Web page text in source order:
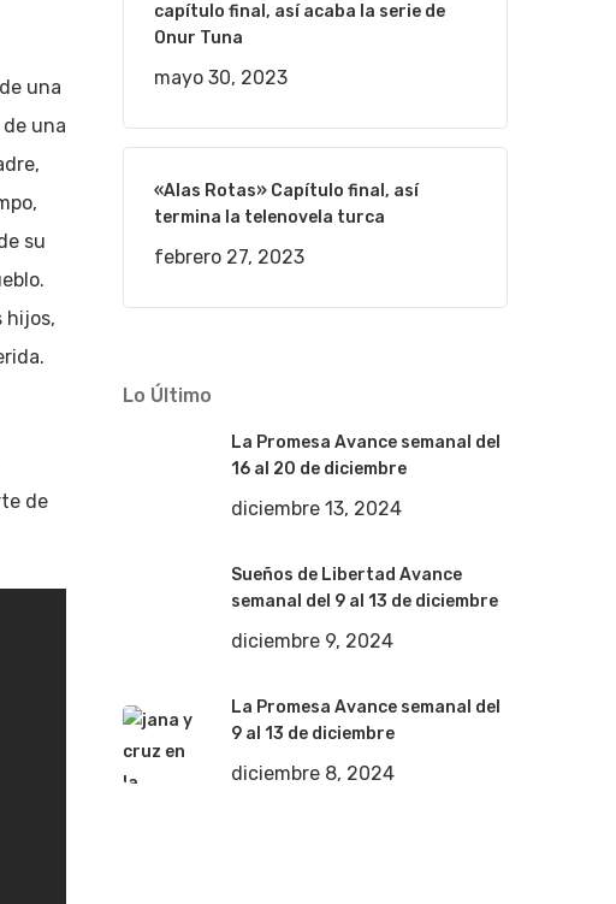
una
una
su
hijos,
de
capítulo final, así acaba la serie de
Onur Tuna
mayo 30, 2023
«Alas Rotas» Capítulo final, así
termina la telenovela turca
febrero 27, 2023
Lo Último
La Promesa Avance semanal del
16 al 20 de diciembre
diciembre 13, 2024
Sueños de Libertad Avance
semanal del 9 al 13 de diciembre
diciembre 9, 2024
La Promesa Avance semanal del
9 al 13 de diciembre
diciembre 8, 2024